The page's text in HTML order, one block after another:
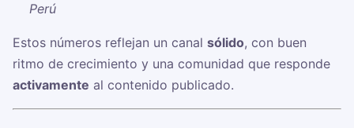
Perú
Estos números reflejan un canal sólido, con buen
ritmo de crecimiento y una comunidad que responde
activamente al contenido publicado.